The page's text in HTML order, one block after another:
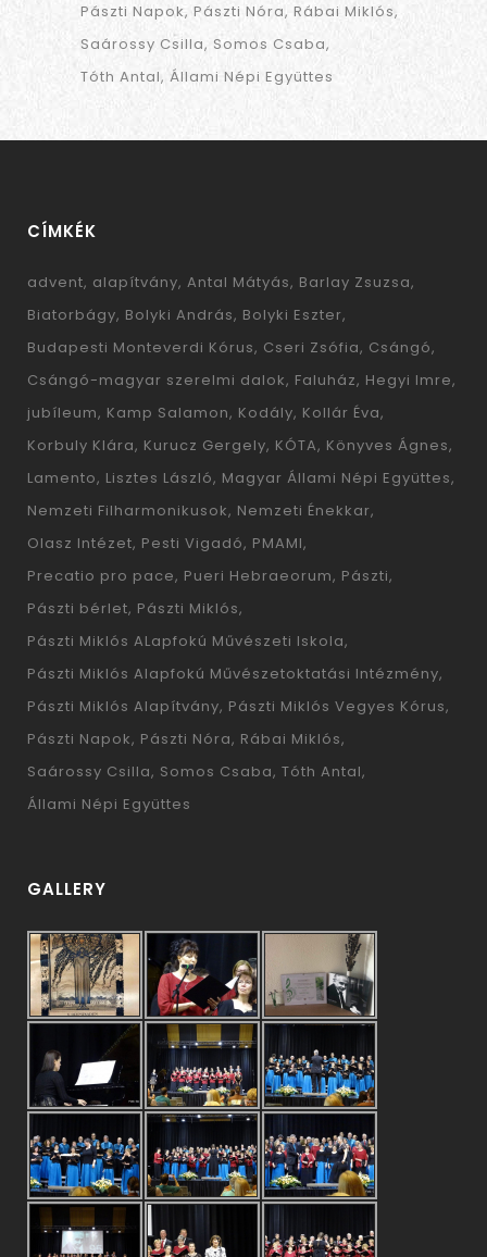
Pászti Napok Pászti Nóra Rábai Miklós
Saárossy Csilla Somos Csaba
Tóth Antal Állami Népi Együttes
CÍMKÉK
advent alapítvány Antal Mátyás Barlay Zsuzsa
Biatorbágy Bolyki András Bolyki Eszter
Budapesti Monteverdi Kórus Cseri Zsófia Csángó
Csángó-magyar szerelmi dalok Faluház Hegyi Imre
jubíleum Kamp Salamon Kodály Kollár Éva
Korbuly Klára Kurucz Gergely KÓTA Könyves Ágnes
Lamento Lisztes László Magyar Állami Népi Együttes
Nemzeti Filharmonikusok Nemzeti Énekkar
Olasz Intézet Pesti Vigadó PMAMI
Precatio pro pace Pueri Hebraeorum Pászti
Pászti bérlet Pászti Miklós
Pászti Miklós ALapfokú Művészeti Iskola
Pászti Miklós Alapfokú Művészetoktatási Intézmény
Pászti Miklós Alapítvány Pászti Miklós Vegyes Kórus
Pászti Napok Pászti Nóra Rábai Miklós
Saárossy Csilla Somos Csaba Tóth Antal
Állami Népi Együttes
GALLERY